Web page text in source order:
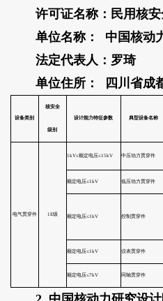
许可证名称：民用核安
单位名称： 中国核动
法定代表人：罗琦
单位住所： 四川省成都